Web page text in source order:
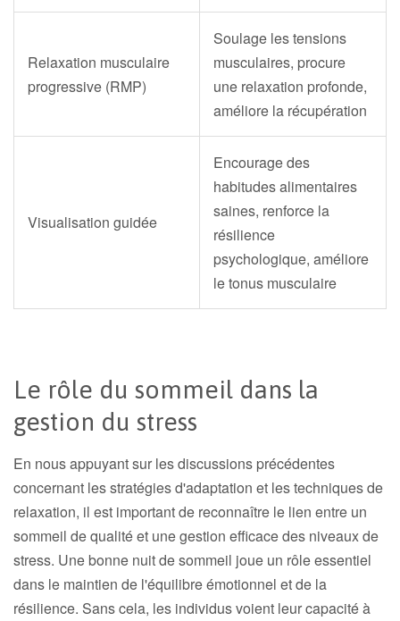
Relaxation musculaire
progressive (RMP)
Soulage les tensions
musculaires, procure
une relaxation profonde,
améliore la récupération
Visualisation guidée
Encourage des
habitudes alimentaires
saines, renforce la
résilience
psychologique, améliore
le tonus musculaire
Le rôle du sommeil dans la
gestion du stress
En nous appuyant sur les discussions précédentes
concernant les stratégies d'adaptation et les techniques de
relaxation, il est important de reconnaître le lien entre un
sommeil de qualité et une gestion efficace des niveaux de
stress. Une bonne nuit de sommeil joue un rôle essentiel
dans le maintien de l'équilibre émotionnel et de la
résilience. Sans cela, les individus voient leur capacité à